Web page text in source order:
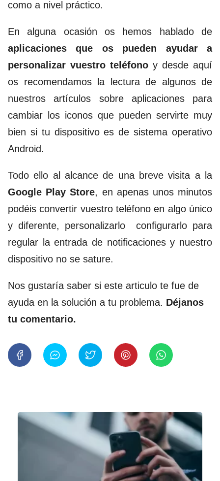
como a nivel práctico.
En alguna ocasión os hemos hablado de
aplicaciones que os pueden ayudar a
personalizar vuestro teléfono y desde aquí
os recomendamos la lectura de algunos de
nuestros artículos sobre aplicaciones para
cambiar los iconos que pueden servirte muy
bien si tu dispositivo es de sistema operativo
Android.
Todo ello al alcance de una breve visita a la
Google Play Store, en apenas unos minutos
podéis convertir vuestro teléfono en algo único
y diferente, personalizarlo configurarlo para
regular la entrada de notificaciones y nuestro
dispositivo no se sature.
Nos gustaría saber si este articulo te fue de
ayuda en la solución a tu problema. Déjanos
tu comentario.